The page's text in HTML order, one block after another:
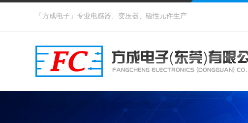
「方成电子」专业电感器、变压器、磁性元件生产